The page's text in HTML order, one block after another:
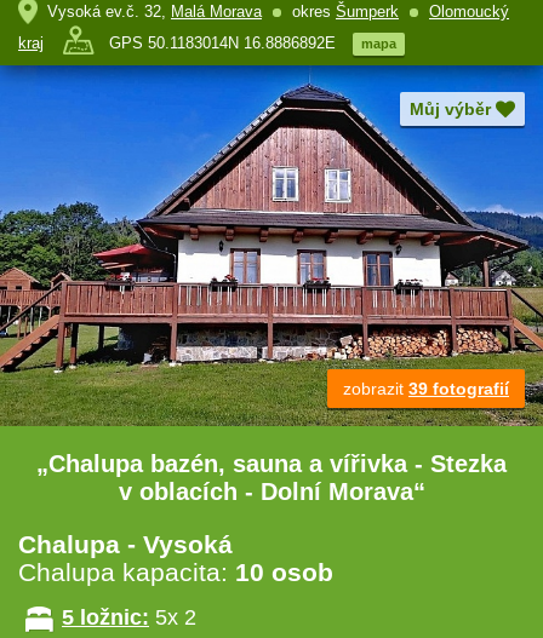
Vysoká ev.č. 32, Malá Morava okres Šumperk
Olomoucký
kraj
GPS 50.1183014N 16.8886892E mapa
Můj výběr
zobrazit 39 fotografií
„Chalupa bazén, sauna a vířivka - Stezka
v oblacích - Dolní Morava“
Chalupa - Vysoká
Chalupa kapacita: 10 osob
5 ložnic: 5x 2